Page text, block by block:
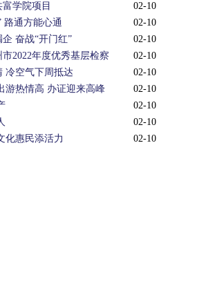
02-10
学院项目
02-10
路通方能心通
02-10
奋战“开门红”
02-10
2022年度优秀基层检察
02-10
冷空气下周抵达
02-10
游热情高 办证迎来高峰
02-10
02-10
02-10
化惠民添活力